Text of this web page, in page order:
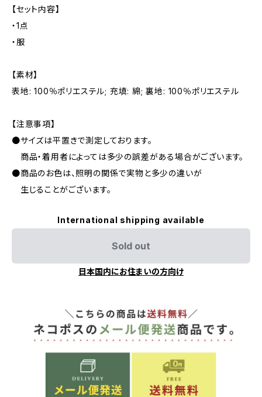
【セット内容】
・1点
・服
【素材】
表地: 100％ポリエステル; 充填: 綿; 裏地: 100％ポリエステル
【注意事項】
●サイズは平置きで測定しております。
商品・着用者によっては多少の誤差がある場合がございます。
●商品のお色は、照明の関係で実物と多少の違いが
生じることがございます。
International shipping available
Sold out
日本国内にお住まいの方向け